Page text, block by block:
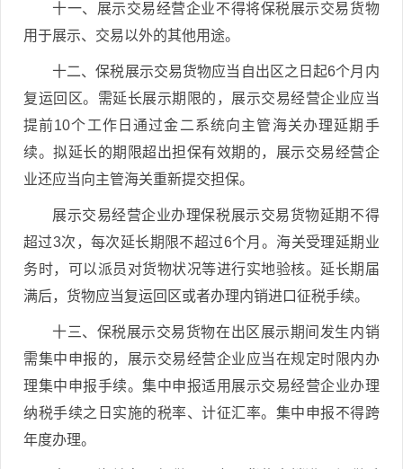
十一、展示交易经营企业不得将保税展示交易货物
用于展示、交易以外的其他用途。
十二、保税展示交易货物应当自出区之日起6个月内
复运回区。需延长展示期限的，展示交易经营企业应当
提前10个工作日通过金二系统向主管海关办理延期手
续。拟延长的期限超出担保有效期的，展示交易经营企
业还应当向主管海关重新提交担保。
展示交易经营企业办理保税展示交易货物延期不得
超过3次，每次延长期限不超过6个月。海关受理延期业
务时，可以派员对货物状况等进行实地验核。延长期届
满后，货物应当复运回区或者办理内销进口征税手续。
十三、保税展示交易货物在出区展示期间发生内销
需集中申报的，展示交易经营企业应当在规定时限内办
理集中申报手续。集中申报适用展示交易经营企业办理
纳税手续之日实施的税率、计征汇率。集中申报不得跨
年度办理。